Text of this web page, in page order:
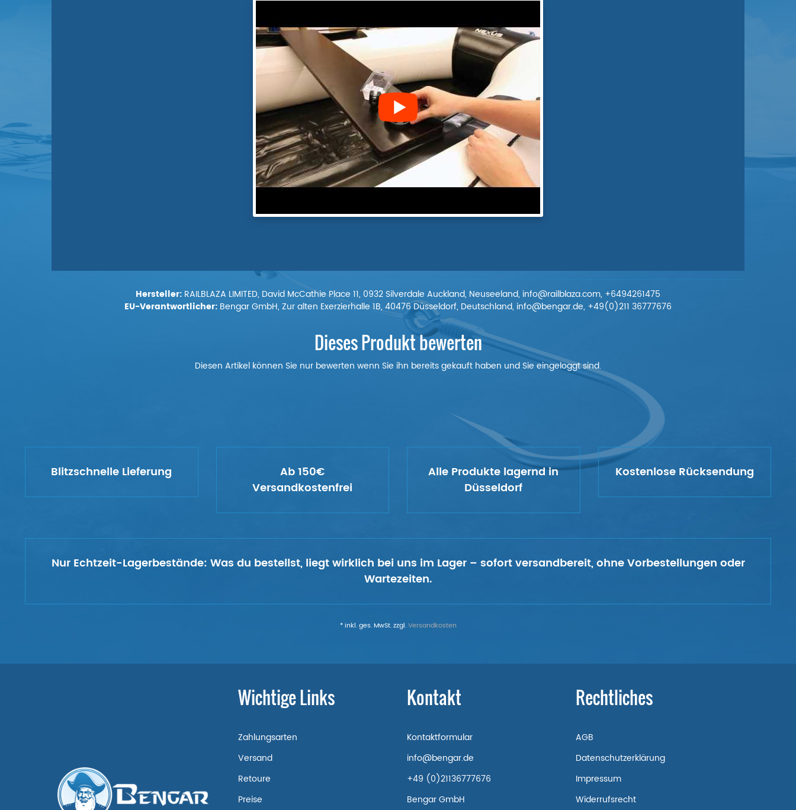
Hersteller: RAILBLAZA LIMITED, David McCathie Place 11, 0932 Silverdale Auckland, Neuseeland, info@railblaza.com, +6494261475
EU-Verantwortlicher: Bengar GmbH, Zur alten Exerzierhalle 1B, 40476 Düsseldorf, Deutschland, info@bengar.de, +49(0)211 36777676
Dieses Produkt bewerten
Diesen Artikel können Sie nur bewerten wenn Sie ihn bereits gekauft haben und Sie eingeloggt sind.
Blitzschnelle Lieferung
Ab 150€
Versandkostenfrei
Alle Produkte lagernd in
Düsseldorf
Kostenlose Rücksendung
Nur Echtzeit-Lagerbestände: Was du bestellst, liegt wirklich bei uns im Lager – sofort versandbereit, ohne Vorbestellungen oder
Wartezeiten.
* inkl. ges. MwSt. zzgl.Versandkosten
Wichtige Links
Zahlungsarten
Versand
Retoure
Preise
Kontakt
Kontaktformular
info@bengar.de
+49 (0)21136777676
Bengar GmbH
Rechtliches
AGB
Datenschutzerklärung
Impressum
Widerrufsrecht